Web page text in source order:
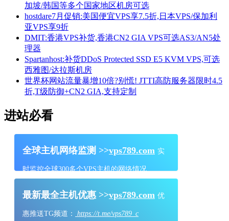
加坡/韩国等多个国家地区机房可选
hostdare7月促销:美国便宜VPS享7.5折,日本VPS/保加利
亚VPS享9折
DMIT:香港VPS补货,香港CN2 GIA VPS可选AS3/AN5处
理器
Spartanhost:补货DDoS Protected SSD E5 KVM VPS,可选
西雅图/达拉斯机房
世界杯网站流量暴增10倍?别慌! JTTI高防服务器限时4.5
折,T级防御+CN2 GIA,支持定制
进站必看
全球主机网络监测 >>vps789.com 实
时监控全球300多个VPS主机的网络情况
最新最全主机优惠 >>vps789.com 优
惠推送TG频道：
https://t.me/vps789_c